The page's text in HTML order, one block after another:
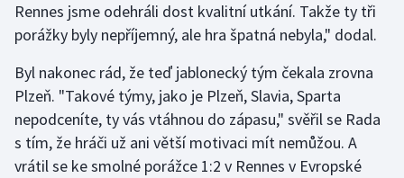
Judo
Krasobruslení
Lezení
Lyže a snowboard
Rennes jsme odehráli dost kvalitní utkání. Takže ty tři
porážky byly nepříjemný, ale hra špatná nebyla," dodal.
Byl nakonec rád, že teď jablonecký tým čekala zrovna
Plzeň. "Takové týmy, jako je Plzeň, Slavia, Sparta
nepodceníte, ty vás vtáhnou do zápasu," svěřil se Rada
s tím, že hráči už ani větší motivaci mít nemůžou. A
vrátil se ke smolné porážce 1:2 v Rennes v Evropské